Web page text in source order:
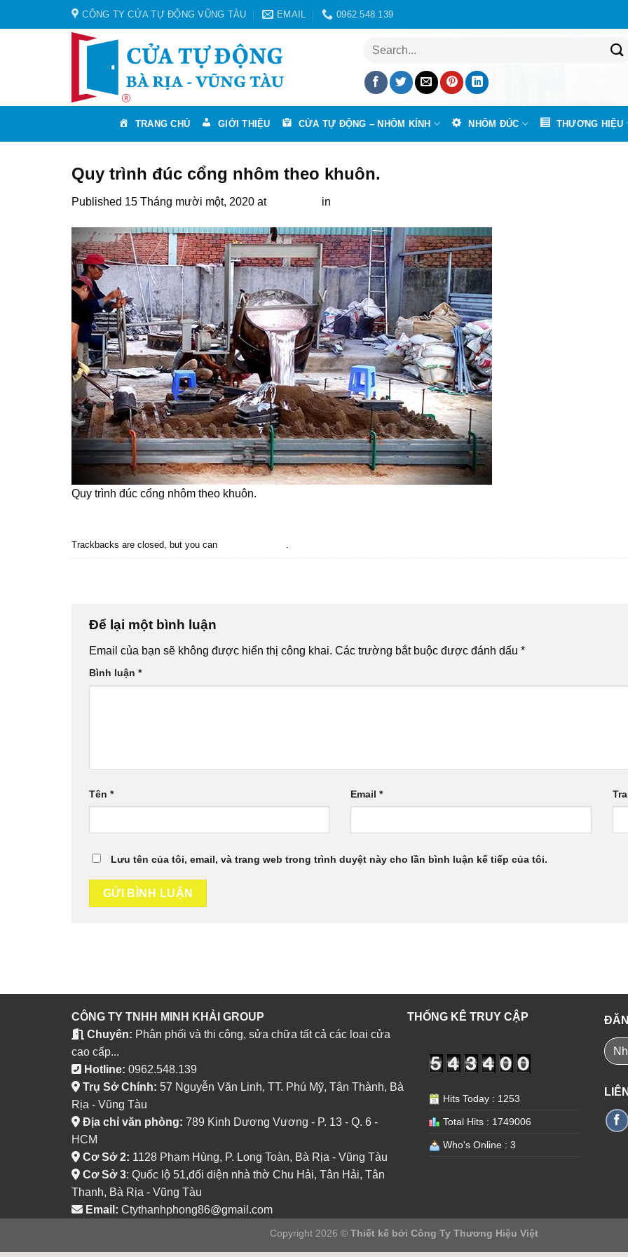
CÔNG TY CỬA TỰ ĐỘNG VŨNG TÀU EMAIL 0962.548.139
Tìm
TRANG CHỦ GIỚI THIỆU CỬA TỰ ĐỘNG – NHÔM KÍNH NHÔM ĐÚC THƯƠNG HIỆU
Quy trình đúc cổng nhôm theo khuôn.
Published 15 Tháng mười một, 2020 at in
Quy trình đúc cổng nhôm theo khuôn.
Trackbacks are closed, but you can .
Để lại một bình luận
Email của bạn sẽ không được hiển thị công khai. Các trường bắt buộc được đánh dấu *
Bình luận *
Tên * Email*
Lưu tên của tôi, email, và trang web trong trình duyệt này cho lần bình luận kế tiếp của tôi.
CÔNG TY TNHH MINH KHẢI GROUP
Chuyên: Phân phối và thi công, sửa chữa tất cả các loai cửa
cao cấp...
Hotline: 0962.548.139
Trụ Sở Chính: 57 Nguyễn Văn Linh, TT. Phú Mỹ, Tân Thành, Bà
Rịa - Vũng Tàu
Địa chỉ văn phòng: 789 Kinh Dương Vương - P. 13 - Q. 6 -
HCM
Cơ Sở 2: 1128 Phạm Hùng, P. Long Toàn, Bà Rịa - Vũng Tàu
Cơ Sở 3: Quốc lộ 51,đối diện nhà thờ Chu Hải, Tân Hải, Tân
Thanh, Bà Rịa - Vũng Tàu
Email: Ctythanhphong86@gmail.com
THỐNG KÊ TRUY CẬP
Hits Today : 1253
Total Hits : 1749006
Who's Online : 3
Copyright 2026 © Thiết kế bởi Công Ty Thương Hiệu Việt